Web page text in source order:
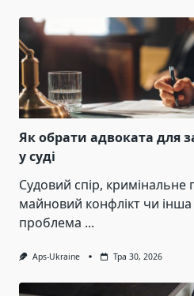
Як обрати адвоката для
у суді
Судовий спір,
майновий конфлікт чи
проблема ...
Aps-Ukraine Тра 30, 2026